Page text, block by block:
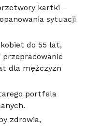
kartki –
sytuacji
do 55 lat,
dla mężczyzn
portfela
zdrowia,